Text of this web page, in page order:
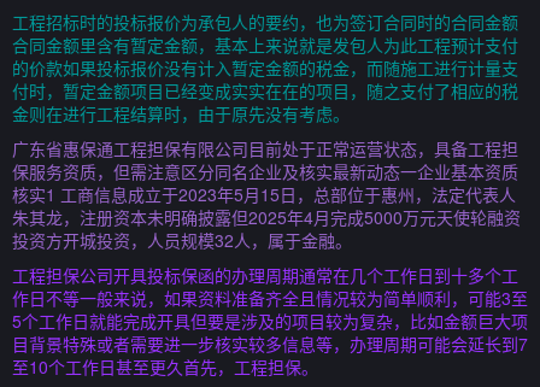
工程招标时的投标报价为承包人的要约，也为签订合同时的合同金额
合同金额里含有暂定金额，基本上来说就是发包人为此工程预计支付
的价款如果投标报价没有计入暂定金额的税金，而随施工进行计量支
付时，暂定金额项目已经变成实实在在的项目，随之支付了相应的税
金则在进行工程结算时，由于原先没有考虑。
广东省惠保通工程担保有限公司目前处于正常运营状态，具备工程担
保服务资质，但需注意区分同名企业及核实最新动态一企业基本资质
核实1 工商信息成立于2023年5月15日，总部位于惠州，法定代表人
朱其龙，注册资本未明确披露但2025年4月完成5000万元天使轮融资
投资方开城投资，人员规模32人，属于金融。
工程担保公司开具投标保函的办理周期通常在几个工作日到十多个工
作日不等一般来说，如果资料准备齐全且情况较为简单顺利，可能3至
5个工作日就能完成开具但要是涉及的项目较为复杂，比如金额巨大项
目背景特殊或者需要进一步核实较多信息等，办理周期可能会延长到7
至10个工作日甚至更久首先，工程担保。